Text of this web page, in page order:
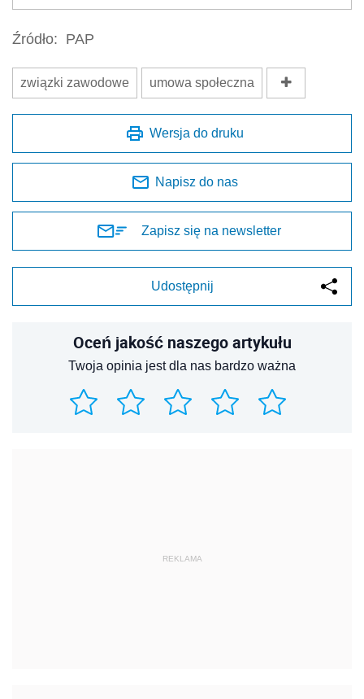
Źródło: PAP
związki zawodowe umowa społeczna
Wersja do druku
Napisz do nas
Zapisz się na newsletter
Udostępnij
Oceń jakość naszego artykułu
Twoja opinia jest dla nas bardzo ważna
REKLAMA